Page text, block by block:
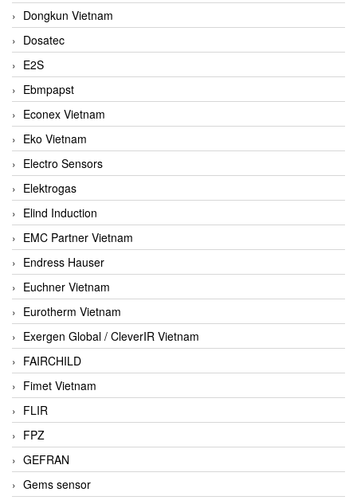
Dongkun Vietnam
Dosatec
E2S
Ebmpapst
Econex Vietnam
Eko Vietnam
Electro Sensors
Elektrogas
Elind Induction
EMC Partner Vietnam
Endress Hauser
Euchner Vietnam
Eurotherm Vietnam
Exergen Global / CleverIR Vietnam
FAIRCHILD
Fimet Vietnam
FLIR
FPZ
GEFRAN
Gems sensor